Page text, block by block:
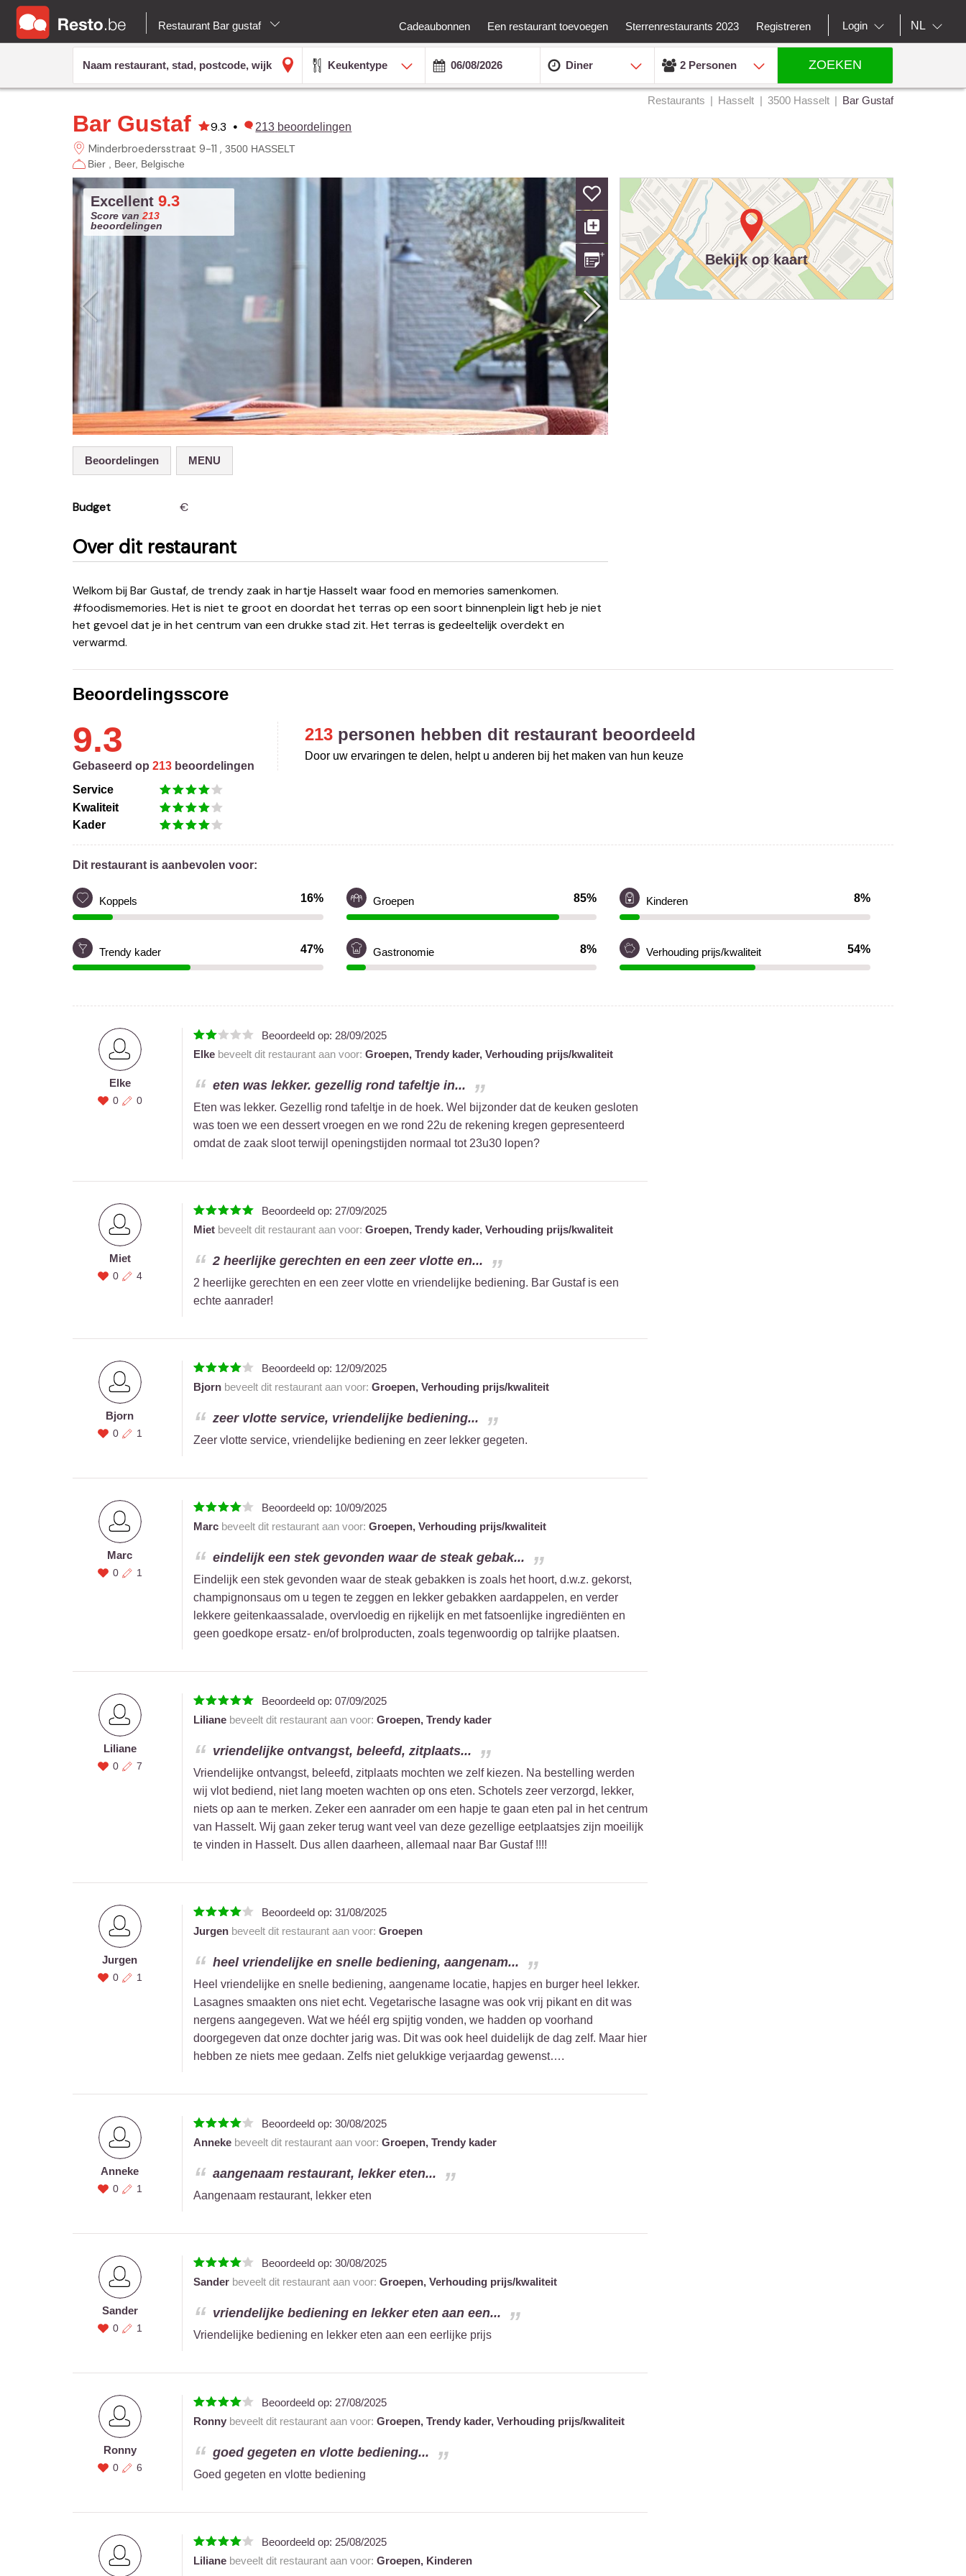
Restaurant Bar gustaf Cadeaubonnen Een restaurant toevoegen Sterrenrestaurants 2023 Registreren Login NL
Keukentype Diner 2 Personen ZOEKEN
Restaurants Hasselt 3500 Hasselt Bar Gustaf
Bar Gustaf 9.3 • 213 beoordelingen
Minderbroedersstraat 9-11
3500 HASSELT
Bier
Beer Belgische
Excellent 9.3
Score van 213
beoordelingen
Beoordelingen MENU
Budget €
Over dit restaurant
Welkom bij Bar Gustaf, de trendy zaak in hartje Hasselt waar food en memories samenkomen.
#foodismemories. Het is niet te groot en doordat het terras op een soort binnenplein ligt heb je niet
het gevoel dat je in het centrum van een drukke stad zit. Het terras is gedeeltelijk overdekt en
verwarmd.
Bekijk op kaart
Beoordelingsscore
9.3
Gebaseerd op 213 beoordelingen
Service
Kwaliteit
Kader
213 personen hebben dit restaurant beoordeeld
Door uw ervaringen te delen, helpt u anderen bij het maken van hun keuze
Dit restaurant is aanbevolen voor:
Koppels 16% Groepen 85% Kinderen 8%
Trendy kader 47% Gastronomie 8% Verhouding prijs/kwaliteit 54%
Elke
0 0
Beoordeeld op: 28/09/2025
Elkebeveelt dit restaurant aan voor: Groepen, Trendy kader, Verhouding prijs/kwaliteit
eten was lekker. gezellig rond tafeltje in...
Eten was lekker. Gezellig rond tafeltje in de hoek. Wel bijzonder dat de keuken gesloten
was toen we een dessert vroegen en we rond 22u de rekening kregen gepresenteerd
omdat de zaak sloot terwijl openingstijden normaal tot 23u30 lopen?
Miet
0 4
Beoordeeld op: 27/09/2025
Mietbeveelt dit restaurant aan voor: Groepen, Trendy kader, Verhouding prijs/kwaliteit
2 heerlijke gerechten en een zeer vlotte en...
2 heerlijke gerechten en een zeer vlotte en vriendelijke bediening. Bar Gustaf is een
echte aanrader!
Bjorn
0 1
Beoordeeld op: 12/09/2025
Bjornbeveelt dit restaurant aan voor: Groepen, Verhouding prijs/kwaliteit
zeer vlotte service, vriendelijke bediening...
Zeer vlotte service, vriendelijke bediening en zeer lekker gegeten.
Marc
0 1
Beoordeeld op: 10/09/2025
Marcbeveelt dit restaurant aan voor: Groepen, Verhouding prijs/kwaliteit
eindelijk een stek gevonden waar de steak gebak...
Eindelijk een stek gevonden waar de steak gebakken is zoals het hoort, d.w.z. gekorst,
champignonsaus om u tegen te zeggen en lekker gebakken aardappelen, en verder
lekkere geitenkaassalade, overvloedig en rijkelijk en met fatsoenlijke ingrediënten en
geen goedkope ersatz- en/of brolproducten, zoals tegenwoordig op talrijke plaatsen.
Liliane
0 7
Beoordeeld op: 07/09/2025
Lilianebeveelt dit restaurant aan voor: Groepen, Trendy kader
vriendelijke ontvangst, beleefd, zitplaats...
Vriendelijke ontvangst, beleefd, zitplaats mochten we zelf kiezen. Na bestelling werden
wij vlot bediend, niet lang moeten wachten op ons eten. Schotels zeer verzorgd, lekker,
niets op aan te merken. Zeker een aanrader om een hapje te gaan eten pal in het centrum
van Hasselt. Wij gaan zeker terug want veel van deze gezellige eetplaatsjes zijn moeilijk
te vinden in Hasselt. Dus allen daarheen, allemaal naar Bar Gustaf !!!!
Jurgen
0 1
Beoordeeld op: 31/08/2025
Jurgenbeveelt dit restaurant aan voor: Groepen
heel vriendelijke en snelle bediening, aangenam...
Heel vriendelijke en snelle bediening, aangename locatie, hapjes en burger heel lekker.
Lasagnes smaakten ons niet echt. Vegetarische lasagne was ook vrij pikant en dit was
nergens aangegeven. Wat we héél erg spijtig vonden, we hadden op voorhand
doorgegeven dat onze dochter jarig was. Dit was ook heel duidelijk de dag zelf. Maar hier
hebben ze niets mee gedaan. Zelfs niet gelukkige verjaardag gewenst….
Anneke
0 1
Beoordeeld op: 30/08/2025
Annekebeveelt dit restaurant aan voor: Groepen, Trendy kader
aangenaam restaurant, lekker eten...
Aangenaam restaurant, lekker eten
Sander
0 1
Beoordeeld op: 30/08/2025
Sanderbeveelt dit restaurant aan voor: Groepen, Verhouding prijs/kwaliteit
vriendelijke bediening en lekker eten aan een...
Vriendelijke bediening en lekker eten aan een eerlijke prijs
Ronny
0 6
Beoordeeld op: 27/08/2025
Ronnybeveelt dit restaurant aan voor: Groepen, Trendy kader, Verhouding prijs/kwaliteit
goed gegeten en vlotte bediening...
Goed gegeten en vlotte bediening
Beoordeeld op: 25/08/2025
Lilianebeveelt dit restaurant aan voor: Groepen, Kinderen